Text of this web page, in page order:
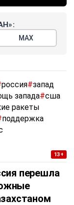
МАХ
россия#запад
запада#сша
ракеты
поддержка
13+
перешла